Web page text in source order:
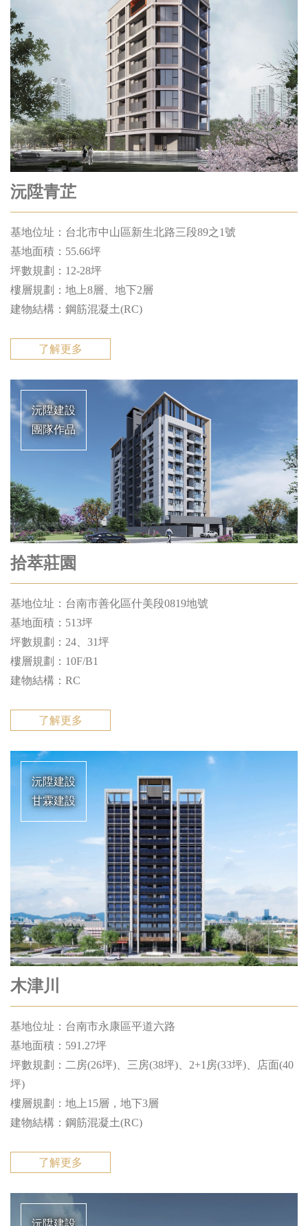
沅陞青芷
基地位址：台北市中山區新生北路三段89之1號
基地⾯積：55.66坪
坪數規劃：12-28坪
樓層規劃：地上8層、地下2層
建物結構：鋼筋混凝⼟(RC)
了解更多
沅陞建設
團隊作品
拾萃莊園
基地位址：台南市善化區什美段0819地號
基地⾯積：513坪
坪數規劃：24、31坪
樓層規劃：10F/B1
建物結構：RC
了解更多
沅陞建設
甘霖建設
木津川
基地位址：台南市永康區平道六路
基地⾯積：591.27坪
坪數規劃：二房(26坪)、三房(38坪)、2+1房(33坪)、店面(40
坪)
樓層規劃：地上15層，地下3層
建物結構：鋼筋混凝⼟(RC)
了解更多
沅陞建設